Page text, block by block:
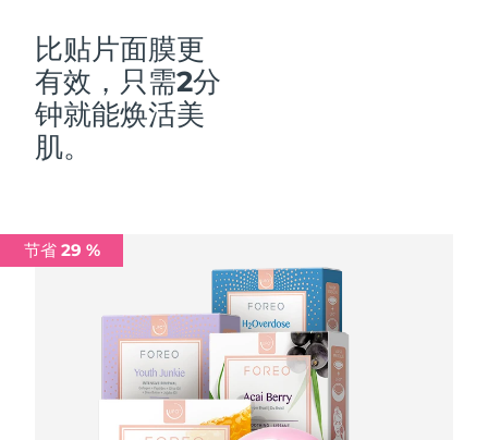
比贴片面膜更
有效，只需2分
钟就能焕活美
肌。
节省 29 %
马来西亚
马耳他
墨西哥
荷兰
预计送达日期
预计送达日期
预计送达日期